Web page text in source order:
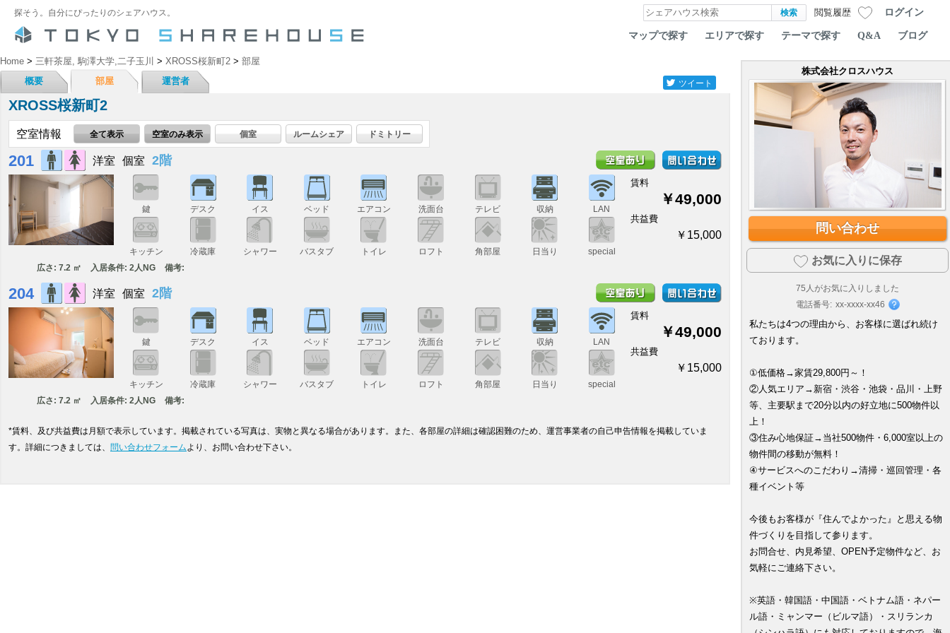
探そう。自分にぴったりのシェアハウス。 閲覧履歴 ログイン
マップで探す エリアで探す テーマで探す Q&A ブログ
Home > 三軒茶屋, 駒澤大学,二子玉川 > XROSS桜新町2 > 部屋
概要
部屋 運営者 ツイート
XROSS桜新町2
空室情報 全て表示 空室のみ表示 個室 ルームシェア ドミトリー
201 洋室 個室 2階
鍵 デスク イス ベッド エアコン 洗面台 テレビ 収納 LAN
キッチン 冷蔵庫 シャワー バスタブ トイレ ロフト 角部屋 日当り special
賃料
￥49,000
共益費
￥15,000
広さ: 7.2 ㎡ 入居条件: 2人NG 備考:
204 洋室 個室 2階
鍵 デスク イス ベッド エアコン 洗面台 テレビ 収納 LAN
キッチン 冷蔵庫 シャワー バスタブ トイレ ロフト 角部屋 日当り special
賃料
￥49,000
共益費
￥15,000
広さ: 7.2 ㎡ 入居条件: 2人NG 備考:
*賃料、及び共益費は月額で表示しています。掲載されている写真は、実物と異なる場合があります。また、各部屋の詳細は確認困難のため、運営事業者の自己申告情報を掲載していま
す。詳細につきましては、 問い合わせフォーム より、お問い合わせ下さい。
株式会社クロスハウス
問い合わせ
お気に入りに保存
75 人がお気に入りしました
電話番号: xx-xxxx-xx46
私たちは4つの理由から、お客様に選ばれ続け
ております。
①低価格→家賃29,800円～！
②人気エリア→新宿・渋谷・池袋・品川・上野
等、主要駅まで20分以内の好立地に500物件以
上！
③住み心地保証→当社500物件・6,000室以上の
物件間の移動が無料！
④サービスへのこだわり→清掃・巡回管理・各
種イベント等
今後もお客様が『住んでよかった』と思える物
件づくりを目指して参ります。
お問合せ、内見希望、OPEN予定物件など、お
気軽にご連絡下さい。
※英語・韓国語・中国語・ベトナム語・ネパー
ル語・ミャンマー（ビルマ語）・スリランカ